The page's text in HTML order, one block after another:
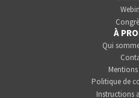
À
Qui
Politique de
Instructions